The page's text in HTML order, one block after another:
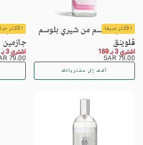
معطر للجسم من شيري بلوسم
قلوينق
الأكثر مبيعًا
اشتري 3 بـ 169
79.00
SAR
السعر
العادي
79.00 SAR
أضف إلى مشترياتك
معطر
جازمين
الأكثر حبًا
اشتري 3 بـ 169
79.00
SAR
السعر
العادي
79.00 SAR